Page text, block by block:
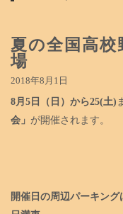
夏の全国高校
場
2018年8月1日
8月5日（日）から25(土)
会」 が開催されます。
開催日 の周辺パーキング